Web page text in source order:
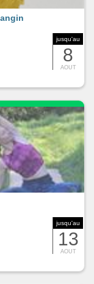
jusqu'au
8
AOUT
jusqu'au
13
AOUT